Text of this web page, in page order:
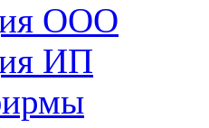
ООО
ИП